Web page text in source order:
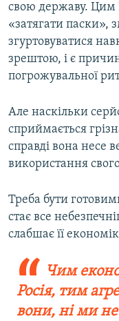
свою державу. Цим
«затягати паски»,
згуртовуватися
зрештою, і є
погрожувальної
Але наскільки
сприймається
справді вона несе
використання
Треба бути
стає все
слабшає її
Чим
Росія, тим
вони, ні ми